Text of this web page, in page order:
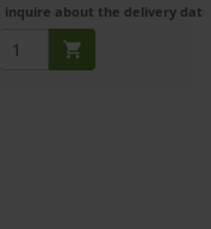
inquire about the delivery date